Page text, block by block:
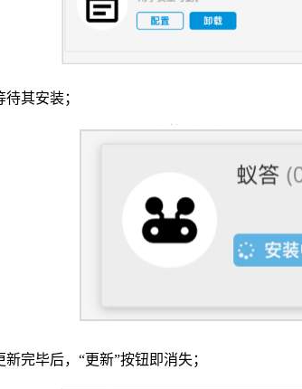
待其安装；
新完毕后，“更新”按钮即消失；